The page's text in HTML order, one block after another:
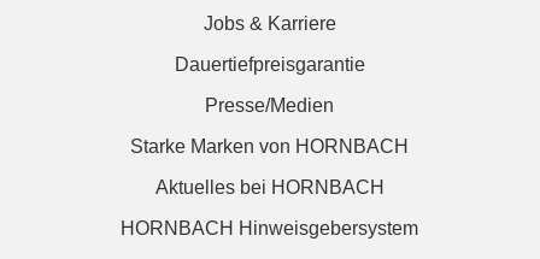
Jobs & Karriere
Dauertiefpreisgarantie
Presse/Medien
Starke Marken von HORNBACH
Aktuelles bei HORNBACH
HORNBACH Hinweisgebersystem